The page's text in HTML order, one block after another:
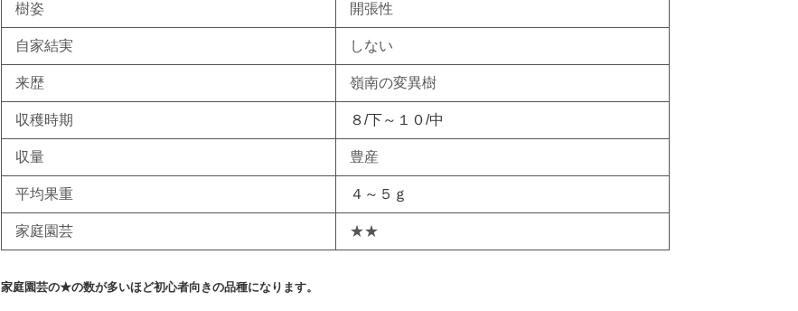
樹姿 開張性
自家結実 しない
来歴 嶺南の変異樹
収穫時期 ８/下～１０/中
収量 豊産
平均果重 ４～５ｇ
家庭園芸 ★★
家庭園芸の★の数が多いほど初心者向きの品種になります。